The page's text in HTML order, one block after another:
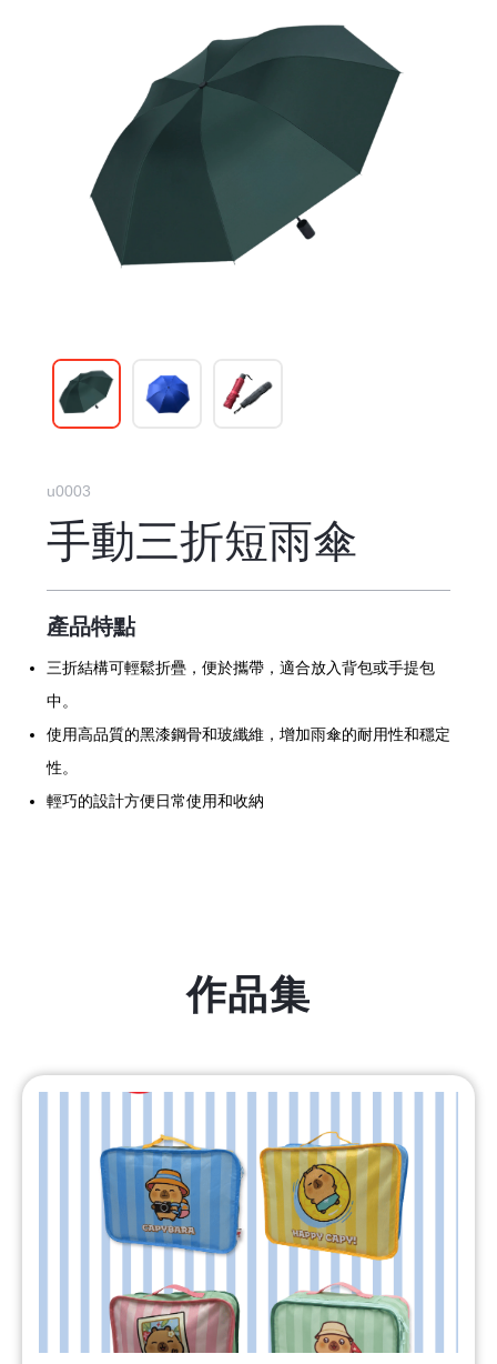
u0003
手動三折短雨傘
產品特點
三折結構可輕鬆折疊，便於攜帶，適合放入背包或手提包
中。
使用高品質的黑漆鋼骨和玻纖維，增加雨傘的耐用性和穩定
性。
輕巧的設計方便日常使用和收納
作品集